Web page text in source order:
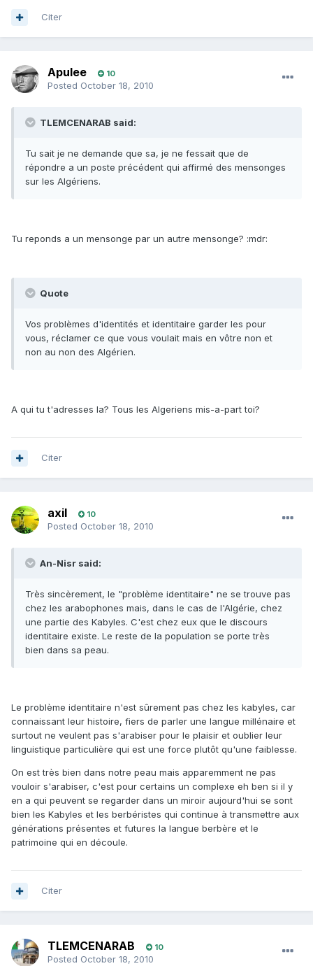
Citer
Apulee 10
Posted October 18, 2010
TLEMCENARAB said:
Tu sait je ne demande que sa, je ne fessait que de
répondre a un poste précédent qui affirmé des mensonges
sur les Algériens.
Tu reponds a un mensonge par un autre mensonge? :mdr:
Quote
Vos problèmes d'identités et identitaire garder les pour
vous, réclamer ce que vous voulait mais en vôtre non et
non au non des Algérien.
A qui tu t'adresses la? Tous les Algeriens mis-a-part toi?
Citer
axil 10
Posted October 18, 2010
An-Nisr said:
Très sincèrement, le "problème identitaire" ne se trouve pas
chez les arabophones mais, dans le cas de l'Algérie, chez
une partie des Kabyles. C'est chez eux que le discours
identitaire existe. Le reste de la population se porte très
bien dans sa peau.
Le problème identitaire n'est sûrement pas chez les kabyles, car
connaissant leur histoire, fiers de parler une langue millénaire et
surtout ne veulent pas s'arabiser pour le plaisir et oublier leur
linguistique particulière qui est une force plutôt qu'une faiblesse.
On est très bien dans notre peau mais apparemment ne pas
vouloir s'arabiser, c'est pour certains un complexe eh ben si il y
en a qui peuvent se regarder dans un miroir aujourd'hui se sont
bien les Kabyles et les berbéristes qui continue à transmettre aux
générations présentes et futures la langue berbère et le
patrimoine qui en découle.
Citer
TLEMCENARAB 10
Posted October 18, 2010